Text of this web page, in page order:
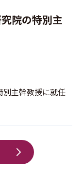
院の特別主
別主幹教授に就任